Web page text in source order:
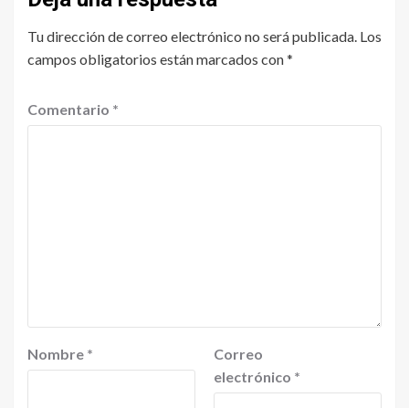
Tu dirección de correo electrónico no será publicada. Los
campos obligatorios están marcados con*
Comentario *
Nombre *
Correo
electrónico *